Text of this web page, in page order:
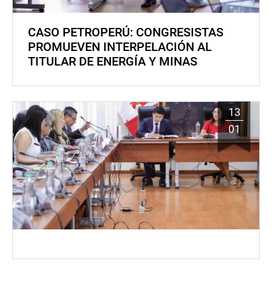
CASO PETROPERÚ: CONGRESISTAS
PROMUEVEN INTERPELACIÓN AL
TITULAR DE ENERGÍA Y MINAS
13
01